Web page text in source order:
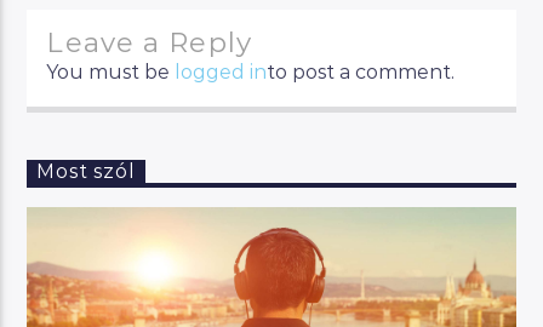
Leave a Reply
You must be logged into post a comment.
Most szól